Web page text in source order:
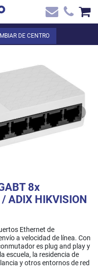
VER LA CESTA
✖
DE CENTRO
8x
ADIX HIKVISION
Ethernet de
a velocidad de línea. Con
es plug and play y
escuela, la residencia de
y otros entornos de red